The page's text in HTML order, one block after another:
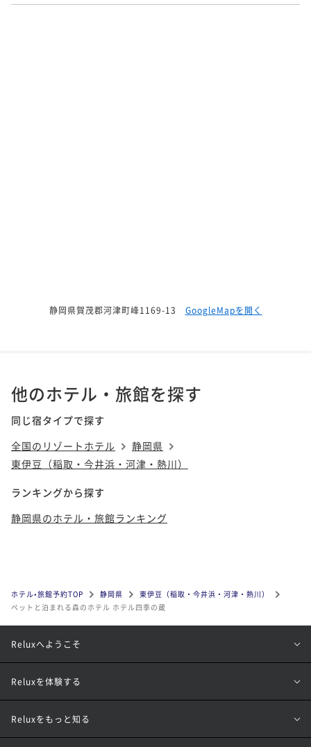
静岡県賀茂郡河津町峰1169-13 GoogleMapを開く
他のホテル・旅館を探す
同じ宿タイプで探す
全国のリゾートホテル
静岡県
東伊豆（稲取・今井浜・河津・熱川）
ランキングから探す
静岡県のホテル・旅館ランキング
ホテル•旅館予約TOP 静岡県
東伊豆（稲取・今井浜・河津・熱川）
ペットと泊まれる森のホテル ホテル四季の蔵
Reluxへようこそ
Reluxを体験する
Reluxをもっと知る